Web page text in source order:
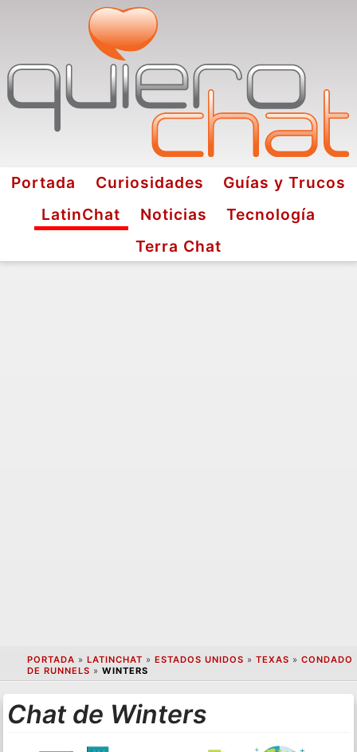
Portada Curiosidades
Guías y Trucos
LatinChat
Noticias
Tecnología
Terra Chat
PORTADA » LATINCHAT » ESTADOS UNIDOS » TEXAS » CONDADO
DE RUNNELS » WINTERS
Chat de Winters